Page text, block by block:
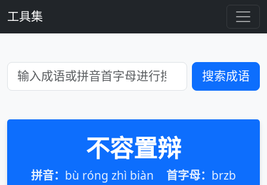
工具集
搜索成语
不容置辩
拼音： bù róng zhì biàn 首字母： brzb